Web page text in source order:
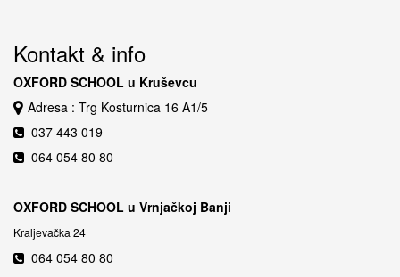
Kontakt & info
OXFORD SCHOOL u Kruševcu
Adresa : Trg Kosturnica 16 A1/5
037 443 019
064 054 80 80
OXFORD SCHOOL u Vrnjačkoj Banji
Kraljevačka 24
064 054 80 80